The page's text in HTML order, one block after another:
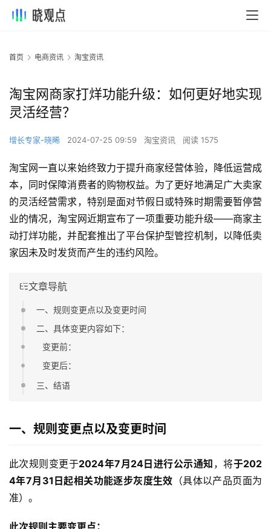
首页 电商资讯 淘宝资讯
淘宝网商家打烊功能升级：如何更好地实现
灵活经营？
增长专家-晓晞 2024-07-25 09:59 淘宝资讯 阅读 1575
淘宝网一直以来始终致力于提升商家经营体验，降低运营成
本，同时保障消费者的购物权益。为了更好地满足广大卖家
的灵活经营需求，特别是面对节假日或特殊时期需要暂停营
业的情况，淘宝网近期宣布了一项重要功能升级——商家主
动打烊功能，并配套推出了平台保护型管控机制，以降低卖
家因未及时发货而产生的违约风险。
文章导航
一、规则变更点以及变更时间
二、具体变更内容如下：
变更前：
变更后：
三、结语
一、规则变更点以及变更时间
此次规则变更于2024年7月24日进行公示通知 ，将于202
4年7月31日起相关功能逐步灰度生效 （具体以产品页面为
准）。
此次规则主要变更点：